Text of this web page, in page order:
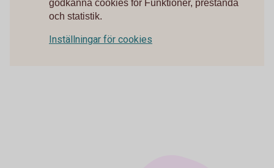
godkänna cookies för Funktioner, prestanda
och statistik.
Inställningar för cookies